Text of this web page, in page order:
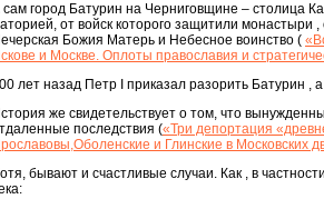
сам город Батурин на Черниговщине – столица
от войск которого защитили
Божия Матерь и Небесное воинство (
и Москве. Оплоты православия и
лет назад Петр I приказал разорить Батурин ,
же свидетельствует о том, что
последствия («Три депортация
и Глинские в Московских
бывают и счастливые случаи. Как , в